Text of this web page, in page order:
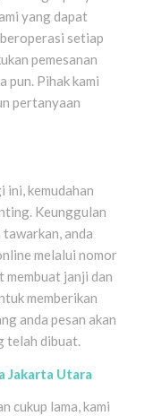
yang dapat
setiap
pemesanan
pun. Pihak kami
pertanyaan
ini, kemudahan
Keunggulan
anda
melalui nomor
membuat janji dan
memberikan
anda pesan akan
telah dibuat.
Jakarta Utara
cukup lama, kami